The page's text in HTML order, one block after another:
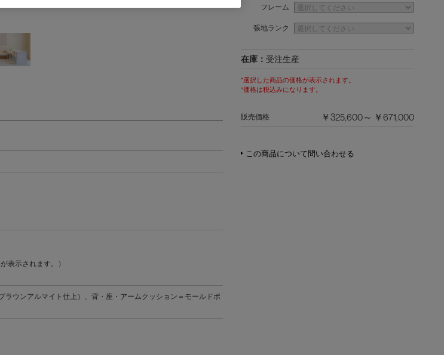
表示されます。）
ウンアルマイト仕上）、背・座・アームクッション＝モールドポ
フレーム
張地ランク
在庫： 受注生産
*選択した商品の価格が表示されます。
*価格は税込みになります。
販売価格 ￥325,600～ ￥671,000
この商品について問い合わせる